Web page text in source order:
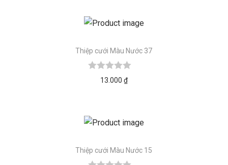
Thiệp cưới Màu Nước 37
13.000 ₫
Thiệp cưới Màu Nước 15